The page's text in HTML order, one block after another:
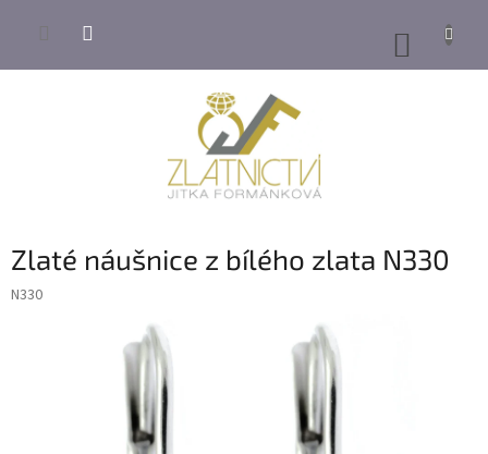
KOŠÍK
Zlaté náušnice z bílého zlata N330
N330